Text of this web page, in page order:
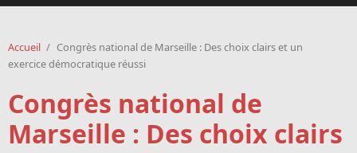
Accueil / Congrès national de Marseille : Des choix clairs et un
exercice démocratique réussi
Congrès national de
Marseille : Des choix clairs